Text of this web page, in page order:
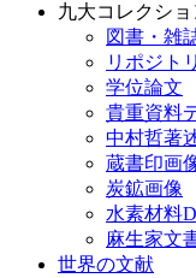
九大コレクショ
図書・雑
リポジト
学位論文
貴重資料
中村哲著
蔵書印画
炭鉱画像
水素材料
麻生家文
世界の文献